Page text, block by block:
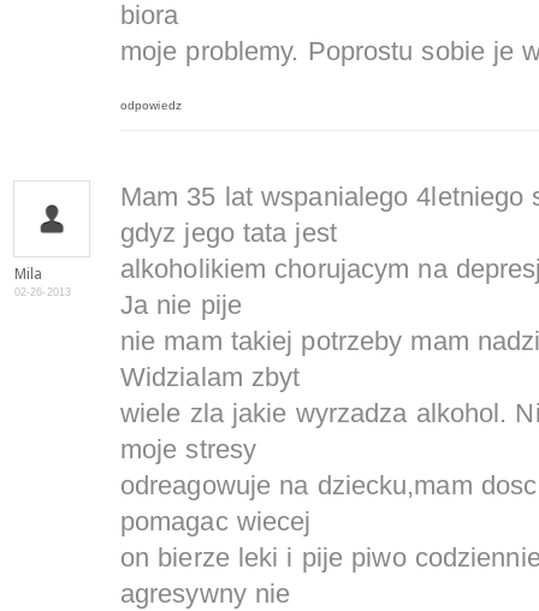
biora
moje problemy. Poprostu sobie je
odpowiedz
Mila
02-26-2013
Mam 35 lat wspanialego 4letniego
gdyz jego tata jest
alkoholikiem chorujacym na
Ja nie pije
nie mam takiej potrzeby mam
Widzialam zbyt
wiele zla jakie wyrzadza alkohol.
moje stresy
odreagowuje na dziecku,mam
pomagac wiecej
on bierze leki i pije piwo
agresywny nie